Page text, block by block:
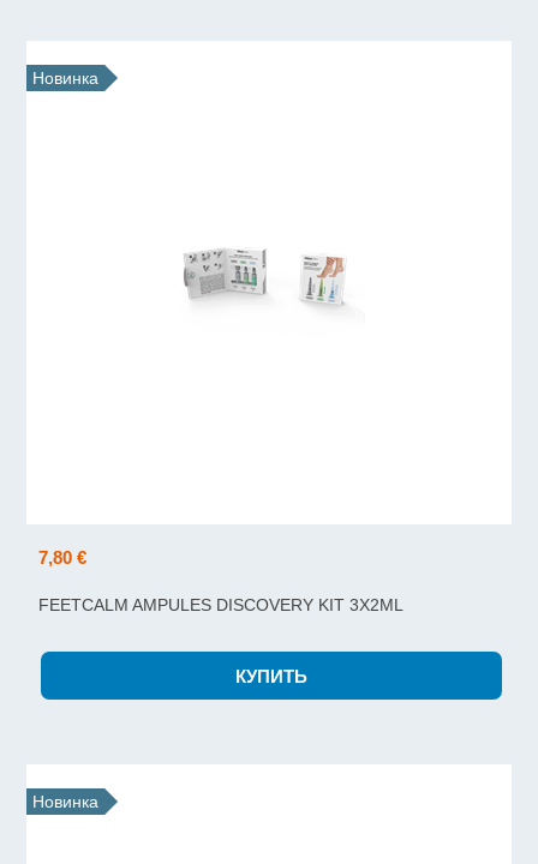
Новинка
7,80 €
FEETCALM AMPULES DISCOVERY KIT 3X2ML
Новинка